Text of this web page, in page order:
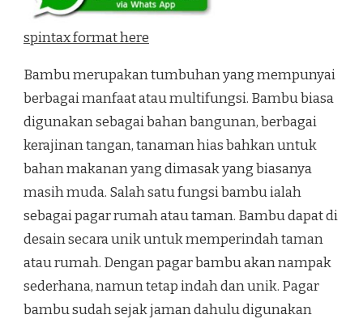
spintax format here
Bambu merupakan tumbuhan yang mempunyai
berbagai manfaat atau multifungsi. Bambu biasa
digunakan sebagai bahan bangunan, berbagai
kerajinan tangan, tanaman hias bahkan untuk
bahan makanan yang dimasak yang biasanya
masih muda. Salah satu fungsi bambu ialah
sebagai pagar rumah atau taman. Bambu dapat di
desain secara unik untuk memperindah taman
atau rumah. Dengan pagar bambu akan nampak
sederhana, namun tetap indah dan unik. Pagar
bambu sudah sejak jaman dahulu digunakan